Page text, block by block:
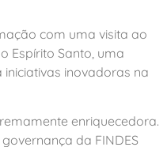
com uma visita ao
Espírito Santo, uma
inovadoras na
enriquecedora.
da FINDES